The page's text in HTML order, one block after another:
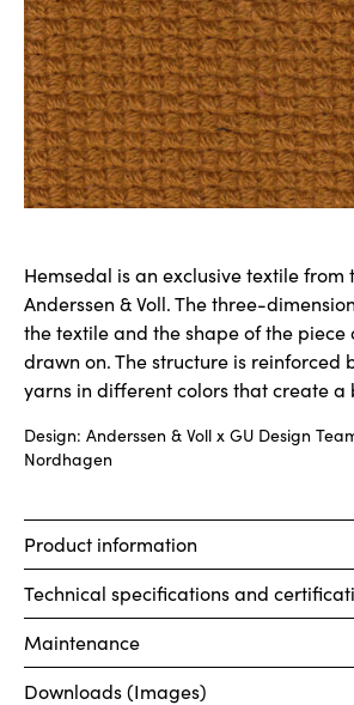
Hemsedal is an exclusive textile from
Anderssen & Voll. The three-
the textile and the shape of the piece
drawn on. The structure is reinforced
yarns in different colors that create a
Design: Anderssen & Voll x GU Design
Nordhagen
Product information
Technical specifications and
Maintenance
Downloads (Images)